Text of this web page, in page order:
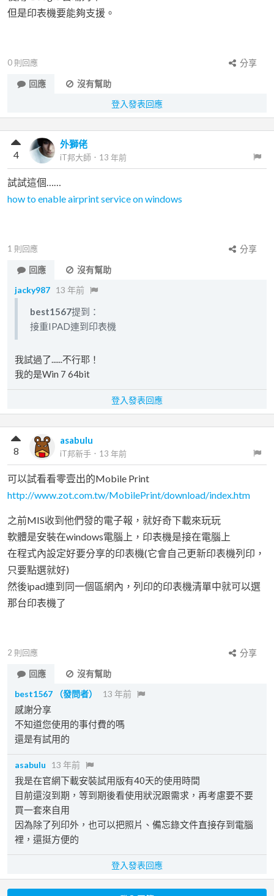
但是印表機要能夠支援。
0 則回應
分享
回應
沒有幫助
登入發表回應
外獅佬
iT邦大師 ． 13 年前
4
試試這個……
how to enable airprint service on windows
1 則回應
分享
回應
沒有幫助
jacky987 13 年前
best1567提到：
接重IPAD連到印表機
我試過了......不行耶！
我的是Win 7 64bit
登入發表回應
asabulu
iT邦新手 ． 13 年前
8
可以試看看零壹出的Mobile Print
http://www.zot.com.tw/MobilePrint/download/index.htm
之前MIS收到他們發的電子報，就好奇下載來玩玩
軟體是安裝在windows電腦上，印表機是接在電腦上
在程式內設定好要分享的印表機(它會自己更新印表機列印，
只要點選就好)
然後ipad連到同一個區網內，列印的印表機清單中就可以選
那台印表機了
2 則回應
分享
回應
沒有幫助
best1567
（發問者） 13 年前
感謝分享
不知道您使用的事付費的嗎
還是有試用的
asabulu 13 年前
我是在官網下載安裝試用版有40天的使用時間
目前還沒到期，等到期後看使用狀況跟需求，再考慮要不要
買一套來自用
因為除了列印外，也可以把照片、備忘錄文件直接存到電腦
裡，還挺方便的
登入發表回應